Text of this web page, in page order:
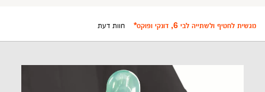
מגשית לחטיף ולשתייה לבי 6, דונקי ופוקס* חוות דעת